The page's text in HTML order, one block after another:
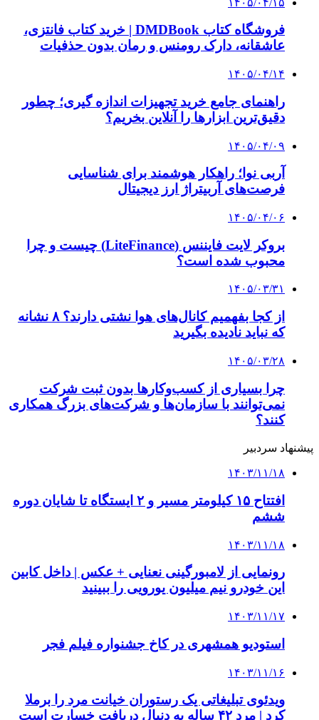
۱۴۰۳/۱۱/۱۸
رونمایی از لامبورگینی نعنایی + عکس | داخل کابین
این خودرو نیم میلیون یورویی را ببینید
۱۴۰۳/۱۱/۱۷
استودیو همشهری در کاخ جشنواره فیلم فجر
۱۴۰۳/۱۱/۱۶
ویدئوی تبلیغاتی یک رستوران خیانت مرد را برملا
کرد | مرد ۴۲ ساله به دنبال دریافت خسارت است
۱۴۰۳/۱۱/۱۴
مصوبه صدور گواهینامه موتورسیکلت برای بانوان
ابلاغ رسمی شد + عکس
کلیه حقوق متعلق به راهیان اقتصادی می باشد
دکمه بازگشت به بالا